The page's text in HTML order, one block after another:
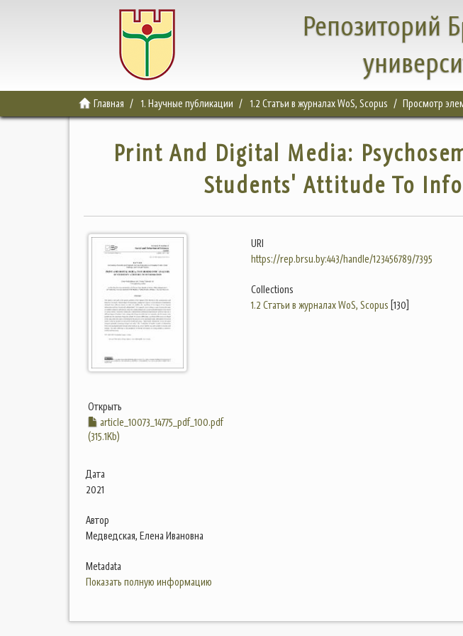
Репозиторий
Главная 1. Научные публикации 1.2 Статьи в журналах WoS, Scopus Просмотр
Print And Digital Media:
Students' Attitude To
Открыть
article_10073_14775_pdf_100.pdf
(315.1Kb)
Дата
2021
Автор
Медведская, Елена Ивановна
Metadata
Показать полную информацию
URI
https://rep.brsu.by:443/handle/123456789/7395
Collections
1.2 Статьи в журналах WoS, Scopus [130]